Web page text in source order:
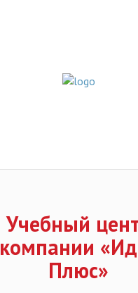
Учебный
компании
Плюс»